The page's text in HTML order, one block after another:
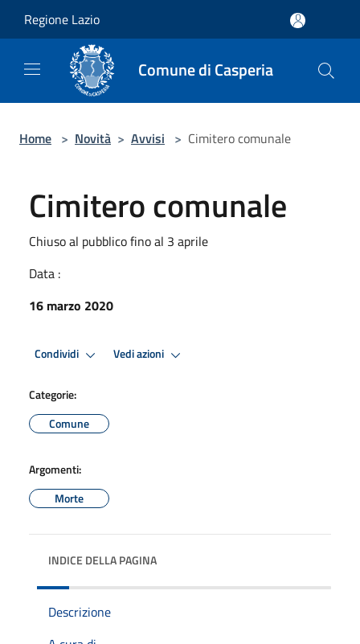
Regione Lazio
Comune di Casperia
Home > Novità > Avvisi > Cimitero comunale
Cimitero comunale
Chiuso al pubblico fino al 3 aprile
Data :
16 marzo 2020
Condividi Vedi azioni
Categorie:
Comune
Argomenti:
Morte
INDICE DELLA PAGINA
Descrizione